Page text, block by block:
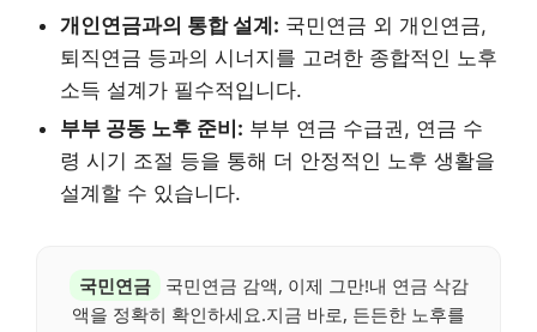
개인연금과의 통합 설계: 국민연금 외 개인연금,
퇴직연금 등과의 시너지를 고려한 종합적인 노후
소득 설계가 필수적입니다.
부부 공동 노후 준비: 부부 연금 수급권, 연금 수
령 시기 조절 등을 통해 더 안정적인 노후 생활을
설계할 수 있습니다.
국민연금
국민연금 감액, 이제 그만!내 연금 삭감
액을 정확히 확인하세요.지금 바로, 든든한 노후를